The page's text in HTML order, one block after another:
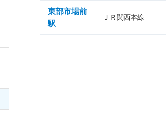
東部市場前
駅
ＪＲ関西本線